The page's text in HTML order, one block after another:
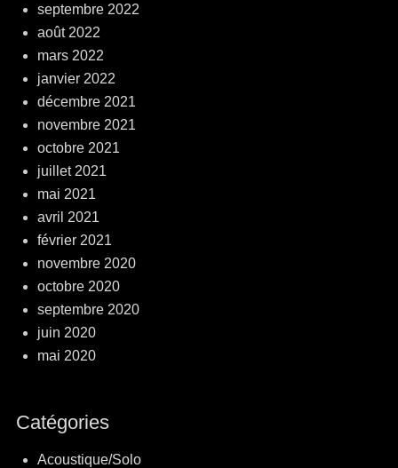
septembre 2022
août 2022
mars 2022
janvier 2022
décembre 2021
novembre 2021
octobre 2021
juillet 2021
mai 2021
avril 2021
février 2021
novembre 2020
octobre 2020
septembre 2020
juin 2020
mai 2020
Catégories
Acoustique/Solo